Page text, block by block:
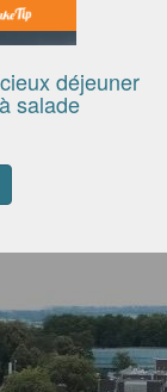
déjeuner
salade